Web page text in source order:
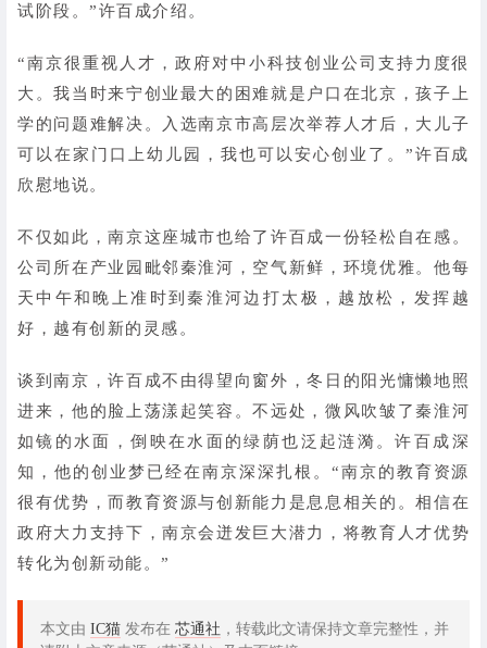
试阶段。”许百成介绍。
“南京很重视人才，政府对中小科技创业公司支持力度很
大。我当时来宁创业最大的困难就是户口在北京，孩子上
学的问题难解决。入选南京市高层次举荐人才后，大儿子
可以在家门口上幼儿园，我也可以安心创业了。”许百成
欣慰地说。
不仅如此，南京这座城市也给了许百成一份轻松自在感。
公司所在产业园毗邻秦淮河，空气新鲜，环境优雅。他每
天中午和晚上准时到秦淮河边打太极，越放松，发挥越
好，越有创新的灵感。
谈到南京，许百成不由得望向窗外，冬日的阳光慵懒地照
进来，他的脸上荡漾起笑容。不远处，微风吹皱了秦淮河
如镜的水面，倒映在水面的绿荫也泛起涟漪。许百成深
知，他的创业梦已经在南京深深扎根。“南京的教育资源
很有优势，而教育资源与创新能力是息息相关的。相信在
政府大力支持下，南京会迸发巨大潜力，将教育人才优势
转化为创新动能。”
本文由 IC猫 发布在 芯通社 ，转载此文请保持文章完整性，并